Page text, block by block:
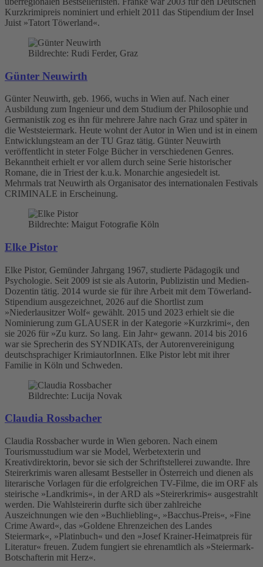
Kurzkrimipreis nominiert und erhielt 2011 das Stipendium der Insel
Juist »Tatort Töwerland«.
Bildrechte: Rudi Ferder, Graz
Günter Neuwirth
Günter Neuwirth, geb. 1966, wuchs in Wien auf. Nach einer
Ausbildung zum Ingenieur und dem Studium der Philosophie und
Germanistik zog es ihn für mehrere Jahre nach Graz und später in
die Weststeiermark. Heute wohnt der Autor in Wien und ist in einem
Entwicklungsteam an der TU Graz tätig. Günter Neuwirth
veröffentlicht in steter Folge Bücher in verschiedenen Genres.
Bekanntheit erhielt er vor allem durch seine Serie historischer
Romane, die in Triest der k.u.k. Monarchie angesiedelt ist.
Mehrmals trat Neuwirth als Organisator des internationalen Festivals
CRIMINALE in Erscheinung.
Bildrechte: Maigut Fotografie Köln
Elke Pistor
Elke Pistor, Gemünder Jahrgang 1967, studierte Pädagogik und
Psychologie. Seit 2009 ist sie als Autorin, Publizistin und Medien-
Dozentin tätig. 2014 wurde sie für ihre Arbeit mit dem Töwerland-
Stipendium ausgezeichnet, 2026 auf die Shortlist zum
»Niederlausitzer Wolf« gewählt. 2015 und 2023 erhielt sie die
Nominierung zum GLAUSER in der Kategorie »Kurzkrimi«, den
sie 2026 für »Zu kurz. So lang. Ein Jahr« gewann. 2014 bis 2016
war sie Sprecherin des SYNDIKATs, der Autorenvereinigung
deutschsprachiger KrimiautorInnen. Elke Pistor lebt mit ihrer
Familie in Köln und Schweden.
Bildrechte: Lucija Novak
Claudia Rossbacher
Claudia Rossbacher wurde in Wien geboren. Nach einem
Tourismusstudium war sie Model, Werbetexterin und
Kreativdirektorin, bevor sie sich der Schriftstellerei zuwandte. Ihre
Steirerkrimis waren allesamt Bestseller in Österreich und dienen als
literarische Vorlagen für die erfolgreichen TV-Filme, die im ORF als
steirische »Landkrimis«, in der ARD als »Steirerkrimis« ausgestrahlt
werden. Die Wahlsteirerin durfte sich über zahlreiche
Auszeichnungen wie den »Buchliebling«, »Bacchus-Preis«, »Fine
Crime Award«, das »Goldene Ehrenzeichen des Landes
Steiermark«, »Platinbuch« und den »Josef Krainer-Heimatpreis für
Literatur« freuen. Zudem fungiert sie ehrenamtlich als »Steiermark-
Botschafterin mit Herz«.